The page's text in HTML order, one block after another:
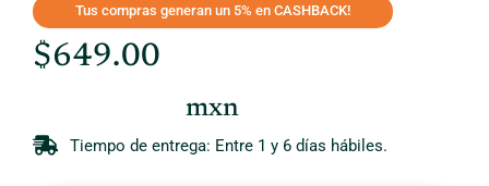
Tus compras generan un 5% en CASHBACK!
$649.00
mxn
Tiempo de entrega: Entre 1 y 6 días hábiles.